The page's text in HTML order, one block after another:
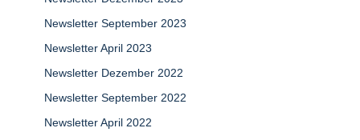
Newsletter September 2023
Newsletter April 2023
Newsletter Dezember 2022
Newsletter September 2022
Newsletter April 2022